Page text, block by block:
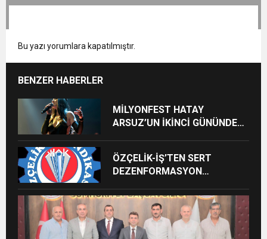
Bu yazı yorumlara kapatılmıştır.
BENZER HABERLER
MİLYONFEST HATAY
ARSUZ’UN İKİNCİ GÜNÜNDE
ÖZÇELİK-İŞ’TEN SERT
DEZENFORMASYON
CEZAİ SÜREÇ BAŞLATILDI”